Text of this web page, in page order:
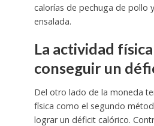
calorías de pechuga de pollo
ensalada.
La actividad
conseguir un
Del otro lado de la moneda
física como el segundo
lograr un déficit calórico.